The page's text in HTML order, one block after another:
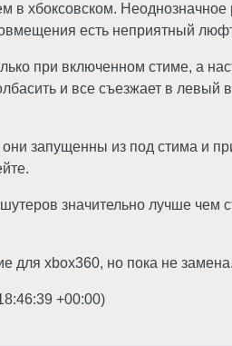
в хбоксовском.
есть неприятный
при включенном стиме, а
и все съезжает в левый
они запущенны из под стима и
значительно лучше чем
для xbox360, но пока не замена.
+00:00)